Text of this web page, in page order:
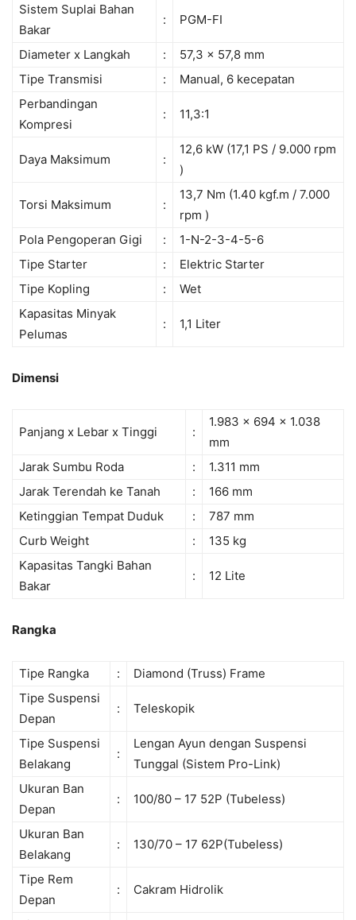
Sistem Suplai Bahan
Bakar
: PGM-FI
Diameter x Langkah :
57,3 x 57,8 mm
Tipe Transmisi
:
Manual, 6 kecepatan
Perbandingan
Kompresi
: 11,3:1
Daya Maksimum :
12,6 kW (17,1 PS / 9.000 rpm
)
Torsi Maksimum :
13,7 Nm (1.40 kgf.m / 7.000
rpm )
Pola Pengoperan Gigi
:
1-N-2-3-4-5-6
Tipe Starter
:
Elektric Starter
Tipe Kopling
:
Wet
Kapasitas Minyak
Pelumas
: 1,1 Liter
Dimensi
Panjang x Lebar x Tinggi :
1.983 x 694 x 1.038
mm
Jarak Sumbu Roda
:
1.311 mm
Jarak Terendah ke Tanah
:
166 mm
Ketinggian Tempat Duduk
:
787 mm
Curb Weight
:
135 kg
Kapasitas Tangki Bahan
Bakar
: 12 Lite
Rangka
Tipe Rangka :
Diamond (Truss) Frame
Tipe Suspensi
Depan
: Teleskopik
Tipe Suspensi
Belakang
:
Lengan Ayun dengan Suspensi
Tunggal (Sistem Pro-Link)
Ukuran Ban
Depan
: 100/80 – 17 52P (Tubeless)
Ukuran Ban
Belakang
: 130/70 – 17 62P(Tubeless)
Tipe Rem
Depan
: Cakram Hidrolik